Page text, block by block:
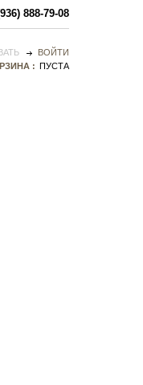
888-79-08
ВОЙТИ
:
ПУСТА